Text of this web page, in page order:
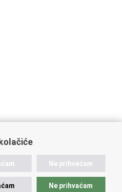
Ne prihvaćam
Ne prihvaćam